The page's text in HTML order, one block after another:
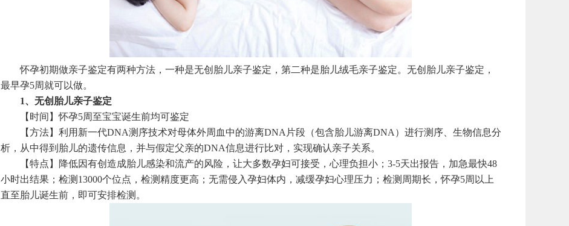
怀孕初期做亲子鉴定有两种方法，一种是无创胎儿亲子鉴定，第二种是胎儿绒毛亲子鉴定。无创胎儿亲子鉴定，
最早孕5周就可以做。
1、无创胎儿亲子鉴定
【时间】怀孕5周至宝宝诞生前均可鉴定
【方法】利用新一代DNA测序技术对母体外周血中的游离DNA片段（包含胎儿游离DNA）进行测序、生物信息分
析，从中得到胎儿的遗传信息，并与假定父亲的DNA信息进行比对，实现确认亲子关系。
【特点】降低因有创造成胎儿感染和流产的风险，让大多数孕妇可接受，心理负担小；3-5天出报告，加急最快48
小时出结果；检测13000个位点，检测精度更高；无需侵入孕妇体内，减缓孕妇心理压力；检测周期长，怀孕5周以上
直至胎儿诞生前，即可安排检测。